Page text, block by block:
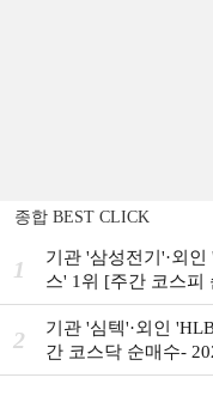
종합 BEST CLICK
1
기관 '삼성전기'·외
스' 1위 [주간 코스피
7일]
2
기관 '심텍'·외인
간 코스닥 순매수-